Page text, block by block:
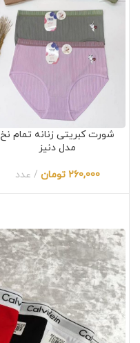
شورت کبریتی زنانه تمام نخ
مدل دنیز
260,000 تومان عدد